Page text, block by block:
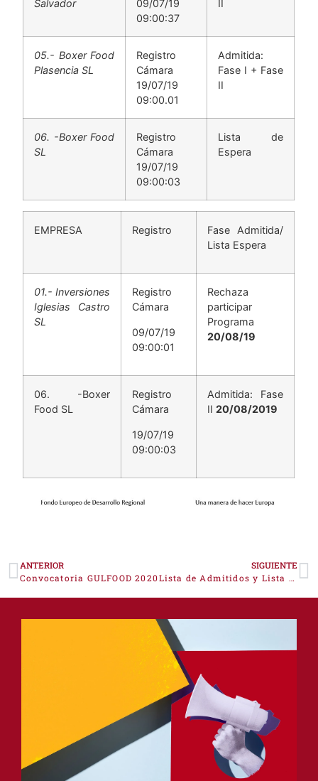
Salvador
09/07/19
09:00:37
II
05.- Boxer Food
Plasencia SL
Registro
Cámara
19/07/19
09:00.01
Admitida:
Fase I + Fase
II
06. -Boxer Food
SL
Registro
Cámara
19/07/19
09:00:03
Lista de
Espera
EMPRESA Registro
Fase Admitida/
Lista Espera
01.- Inversiones
Iglesias Castro
SL
Registro
Cámara
09/07/19
09:00:01
Rechaza
participar
Programa
20/08/19
06. -Boxer
Food SL
Registro
Cámara
19/07/19
09:00:03
Admitida: Fase
II20/08/2019
ANTERIOR
Convocatoria GULFOOD 2020
SIGUIENTE
Lista de Admitidos y Lista de Espera para el Programa de Competitividad Turística 12/19​